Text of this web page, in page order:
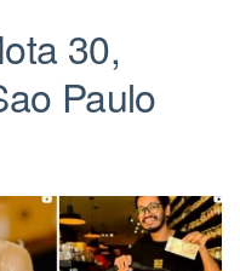
30,
Paulo